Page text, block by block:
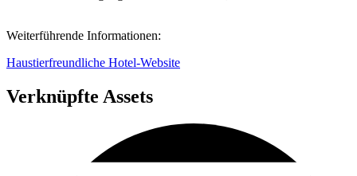
Weiterführende Informationen:
Haustierfreundliche Hotel-Website
Verknüpfte Assets